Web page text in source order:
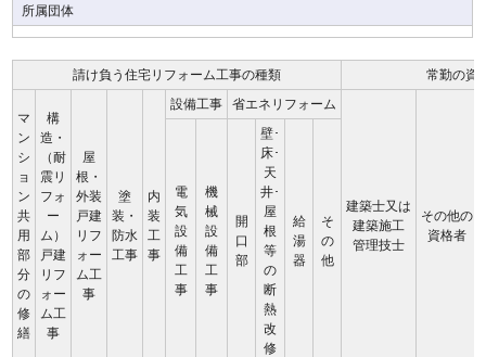
所属団体
請け負う住宅リフォーム工事の種類 常勤の資
マ
ン
シ
ョ
ン
共
用
部
分
の
修
繕
構
造・
（耐
震リ
フォ
ー
ム）
戸建
リフ
ォー
ム工
事
屋
根・
外装
戸建
リフ
ォー
ム工
事
塗
装・
防水
工事
内
装
工
事
設備工事 省エネリフォーム
建築士又は
建築施工
管理技士
その他の
資格者
電
気
設
備
工
事
機
械
設
備
工
事
開
口
部
壁･
床･
天
井･
屋
根
等
の
断
熱
改
修
給
湯
器
そ
の
他